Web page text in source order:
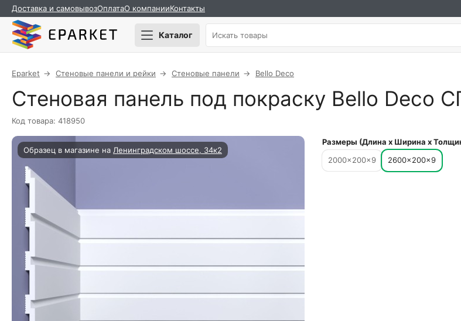
Доставка и самовывозОплатаО компанииКонтакты
Каталог
Eparket Стеновые панели и рейки Стеновые панели Bello Deco
Стеновая панель под покраску Bello Deco
Код товара: 418950
Образец в магазине на Ленинградском шоссе, 34к2
Размеры (Длина х Ширина х
2000×200×9
2600×200×9